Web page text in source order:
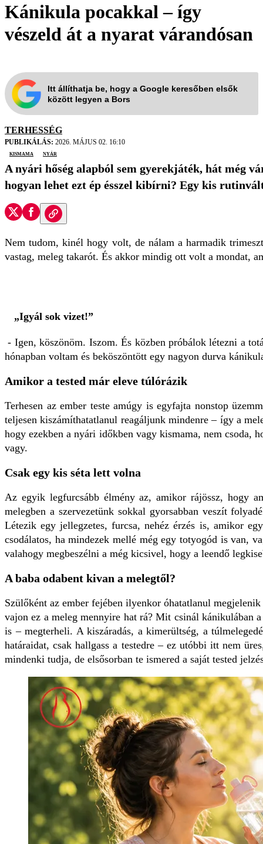
Kánikula pocakkal – így
vészeld át a nyarat várandósan
Itt állíthatja be, hogy a Google keresőben elsők
között legyen a Bors
TERHESSÉG
PUBLIKÁLÁS: 2026. MÁJUS 02. 16:10
kismama
nyár
A nyári hőség alapból sem gyerekjáték, hát még
hogyan lehet ezt ép ésszel kibírni? Egy kis
Nem tudom, kinél hogy volt, de nálam a harmadik
vastag, meleg takarót. És akkor mindig ott volt a mondat,
„Igyál sok vizet!”
- Igen, köszönöm. Iszom. És közben próbálok létezni a
hónapban voltam és beköszöntött egy nagyon durva
Amikor a tested már eleve túlórázik
Terhesen az ember teste amúgy is egyfajta nonstop
teljesen kiszámíthatatlanul reagáljunk mindenre – így a
hogy ezekben a nyári időkben vagy kismama, nem csoda,
vagy.
Csak egy kis séta lett volna
Az egyik legfurcsább élmény az, amikor rájössz, hogy
melegben a szervezetünk sokkal gyorsabban veszít
Létezik egy jellegzetes, furcsa, nehéz érzés is, amikor
csodálatos, ha mindezek mellé még egy totyogód is van,
valahogy megbeszélni a még kicsivel, hogy a leendő
A baba odabent kivan a melegtől?
Szülőként az ember fejében ilyenkor óhatatlanul megjelenik
vajon ez a meleg mennyire hat rá? Mit csinál kánikulában
is – megterheli. A kiszáradás, a kimerültség, a
határaidat, csak hallgass a testedre – ez utóbbi itt nem
mindenki tudja, de elsősorban te ismered a saját tested